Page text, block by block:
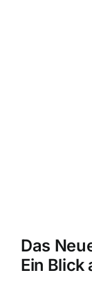
Das
Ein Blick